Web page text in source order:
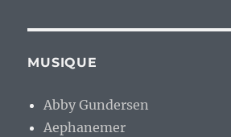
MUSIQUE
Abby Gundersen
Aephanemer